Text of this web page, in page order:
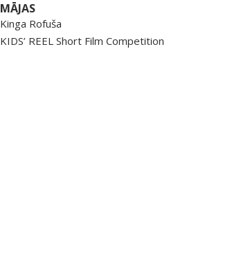
MĀJAS
Kinga Rofuša
KIDS’ REEL Short Film Competition